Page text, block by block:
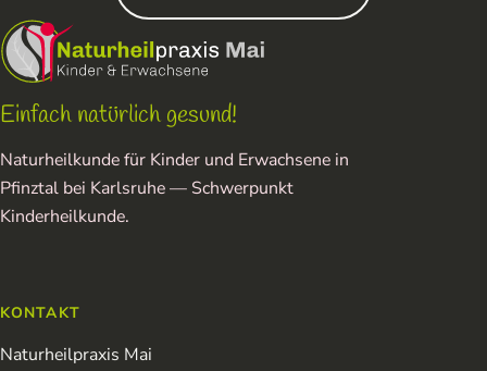
Einfach natürlich gesund!
Naturheilkunde für Kinder und Erwachsene in
Pfinztal bei Karlsruhe — Schwerpunkt
Kinderheilkunde.
KONTAKT
Naturheilpraxis Mai